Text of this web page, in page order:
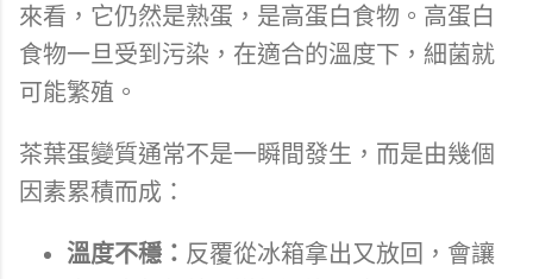
來看，它仍然是熟蛋，是高蛋白食物。高蛋白
食物一旦受到污染，在適合的溫度下，細菌就
可能繁殖。
茶葉蛋變質通常不是一瞬間發生，而是由幾個
因素累積而成：
溫度不穩： 反覆從冰箱拿出又放回，會讓